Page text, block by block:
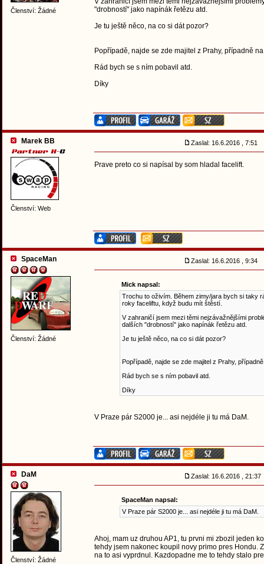
Členství: Žádné
"drobností" jako napínák řetězu atd.
Je tu ještě něco, na co si dát pozor?
Popřípadě, najde se zde majitel z Prahy, případně
Rád bych se s ním pobavil atd.
Díky
Marek BB
Členství: Web
Zaslal: 16.6.2016 , 7:51
Prave preto co si napísal by som hladal facelift.
SpaceMan
Členství: Žádné
Zaslal: 16.6.2016 , 9:34
Mick napsal:
Trochu to oživím. Během zimy/jara bych si taky
roky faceliftu, když budu mít štěstí.
V zahraničí jsem mezi těmi nejzávažnějšími
dalších "drobností" jako napínák řetězu atd.
Je tu ještě něco, na co si dát pozor?
Popřípadě, najde se zde majitel z Prahy,
Rád bych se s ním pobavil atd.
Díky
V Praze pár S2000 je... asi nejdéle ji tu má DaM.
DaM
Členství: Žádné
Zaslal: 16.6.2016 , 21:37
SpaceMan napsal:
V Praze pár S2000 je... asi nejdéle ji tu má DaM.
Ahoj, mam uz druhou AP1, tu prvni mi zbozil jeden
tehdy jsem nakonec koupil novy primo pres Hondu.
na to asi vyprdnul. Kazdopadne me to tehdy stalo